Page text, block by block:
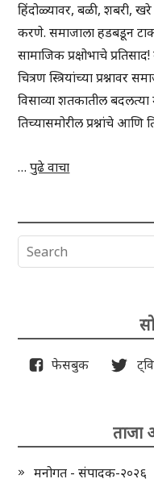
हिंदोळ्यावर, बळी, शबरी, खरे
करणे. समाजाला हडबडून
सामाजिक प्रक्षोभाचे
चित्रण स्त्रियांच्या प्रश्नावर
विसाव्या शतकातील बदलत्या
तिच्यासमोरील प्रश्नांचे आणि
…पुढे वाचा
फेसबुक
ताजा
मनोगत - संपादक-२०२६